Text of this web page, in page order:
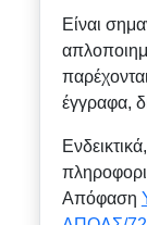
Είναι
έγγραφα,
Απόφαση